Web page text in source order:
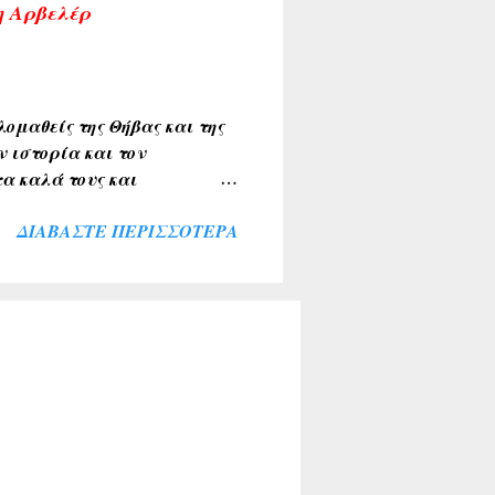
η αναδημοσιεύσεις,
υπογραφούν. Σχόλια
της Θήβας και της
ιστορία και τον
καλά τους και
Αρβελέρ η οποία
για το σκοπό αυτό. Ήταν
ευλογία η παρουσία του
ΔΙΑΒΆΣΤΕ ΠΕΡΙΣΣΌΤΕΡΑ